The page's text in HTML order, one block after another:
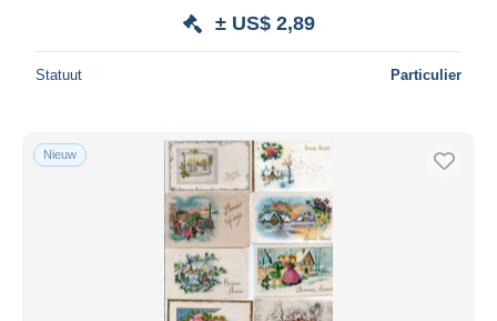
± US$ 2,89
Statuut Particulier
Nieuw